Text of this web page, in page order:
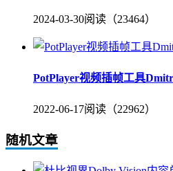
2024-03-30阅读（23464）
PotPlayer视频插帧工具
2022-06-17阅读（22962）
随机文章